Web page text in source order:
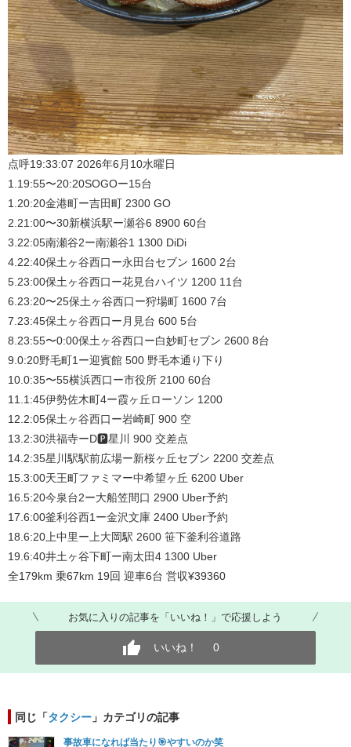
点呼19:33:07 2026年6月10水曜日
1.19:55〜20:20SOGOー15台
1.20:20金港町ー吉田町 2300 GO
2.21:00〜30新横浜駅ー瀬谷6 8900 60台
3.22:05南瀬谷2ー南瀬谷1 1300 DiDi
4.22:40保土ヶ谷西口ー永田台セブン 1600 2台
5.23:00保土ヶ谷西口ー花見台ハイツ 1200 11台
6.23:20〜25保土ヶ谷西口ー狩場町 1600 7台
7.23:45保土ヶ谷西口ー月見台 600 5台
8.23:55〜0:00保土ヶ谷西口ー白妙町セブン 2600 8台
9.0:20野毛町1ー迎賓館 500 野毛本通り下り
10.0:35〜55横浜西口ー市役所 2100 60台
11.1:45伊勢佐木町4ー霞ヶ丘ローソン 1200
12.2:05保土ヶ谷西口ー岩崎町 900 空
13.2:30洪福寺ーD🅿️星川 900 交差点
14.2:35星川駅駅前広場ー新桜ヶ丘セブン 2200 交差点
15.3:00天王町ファミマー中希望ヶ丘 6200 Uber
16.5:20今泉台2ー大船笠間口 2900 Uber予約
17.6:00釜利谷西1ー金沢文庫 2400 Uber予約
18.6:20上中里ー上大岡駅 2600 笹下釜利谷道路
19.6:40井土ヶ谷下町ー南太田4 1300 Uber
全179km 乗67km 19回 迎車6台 営収¥39360
お気に入りの記事を「いいね！」で応援しよう
いいね！ 0
同じ「タクシー 」カテゴリの記事
事故車になれば当たり🎯やすいのか笑